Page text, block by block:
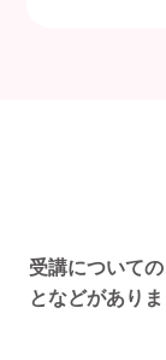
受講について
となどがあり